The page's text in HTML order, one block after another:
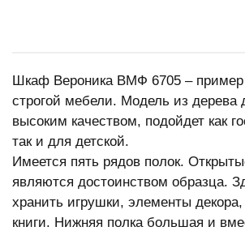
Шкаф Вероника ВМФ 6705 – пример
строгой мебели. Модель из дерева
высоким качеством, подойдет как
так и для детской.
Имеется пять рядов полок.
являются достоинством образца.
хранить игрушки, элементы декора,
книги. Нижняя полка большая и